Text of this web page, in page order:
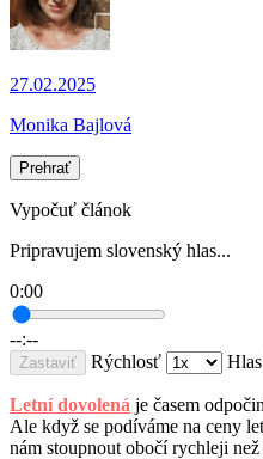
27.02.2025
Monika Bajlová
Prehrať
Vypočuť článok
Pripravujem slovenský hlas...
0:00
--:--
Zastaviť Rýchlosť Hlas
Letní dovolená je časem
Ale když se podíváme na ceny
nám stoupnout obočí rychleji